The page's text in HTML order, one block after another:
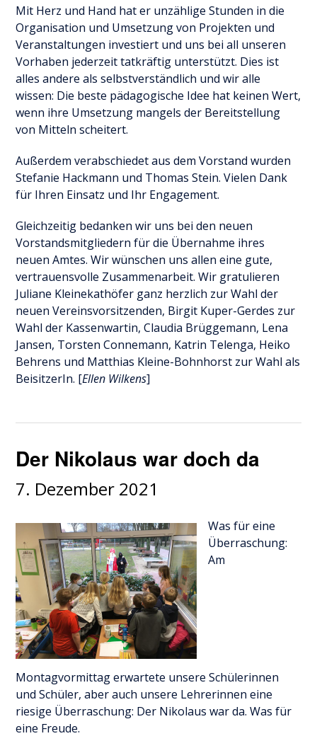
Mit Herz und Hand hat er unzählige Stunden in die
Organisation und Umsetzung von Projekten und
Veranstaltungen investiert und uns bei all unseren
Vorhaben jederzeit tatkräftig unterstützt. Dies ist
alles andere als selbstverständlich und wir alle
wissen: Die beste pädagogische Idee hat keinen Wert,
wenn ihre Umsetzung mangels der Bereitstellung
von Mitteln scheitert.
Außerdem verabschiedet aus dem Vorstand wurden
Stefanie Hackmann und Thomas Stein. Vielen Dank
für Ihren Einsatz und Ihr Engagement.
Gleichzeitig bedanken wir uns bei den neuen
Vorstandsmitgliedern für die Übernahme ihres
neuen Amtes. Wir wünschen uns allen eine gute,
vertrauensvolle Zusammenarbeit. Wir gratulieren
Juliane Kleinekathöfer ganz herzlich zur Wahl der
neuen Vereinsvorsitzenden, Birgit Kuper-Gerdes zur
Wahl der Kassenwartin, Claudia Brüggemann, Lena
Jansen, Torsten Connemann, Katrin Telenga, Heiko
Behrens und Matthias Kleine-Bohnhorst zur Wahl als
BeisitzerIn. [Ellen Wilkens]
Der Nikolaus war doch da
7. Dezember 2021
Was für eine
Überraschung:
Am
Montagvormittag erwartete unsere Schülerinnen
und Schüler, aber auch unsere Lehrerinnen eine
riesige Überraschung: Der Nikolaus war da. Was für
eine Freude.